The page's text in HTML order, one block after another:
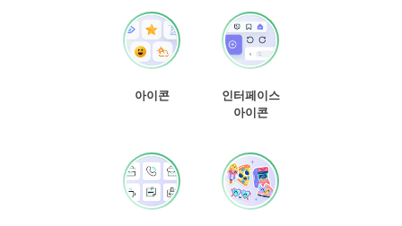
아이콘
인터페이스
아이콘